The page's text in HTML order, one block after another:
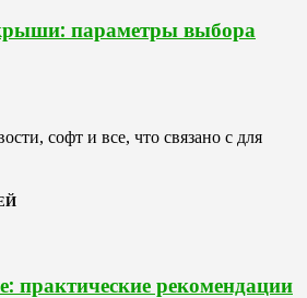
параметры выбора
софт и все, что связано с для
практические рекомендации